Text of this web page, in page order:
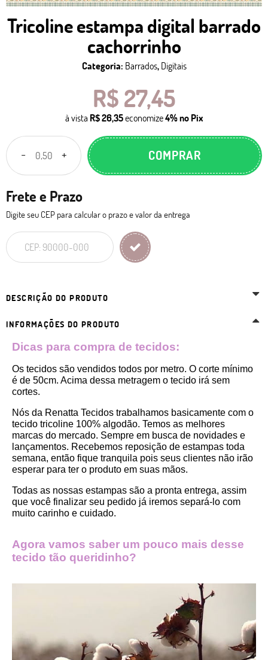
Tricoline estampa digital barrado
cachorrinho
Categoria: Barrados, Digitais
R$ 27,45
à vista R$ 26,35economize4%no Pix
COMPRAR
Frete e Prazo
Digite seu CEP para calcular o prazo e valor da entrega
DESCRIÇÃO DO PRODUTO
INFORMAÇÕES DO PRODUTO
Dicas para compra de tecidos:
Os tecidos são vendidos todos por metro. O corte mínimo
é de 50cm. Acima dessa metragem o tecido irá sem
cortes.
Nós da Renatta Tecidos trabalhamos basicamente com o
tecido tricoline 100% algodão. Temos as melhores
marcas do mercado. Sempre em busca de novidades e
lançamentos. Recebemos reposição de estampas toda
semana, então fique tranquila pois seus clientes não irão
esperar para ter o produto em suas mãos.
Todas as nossas estampas são a pronta entrega, assim
que você finalizar seu pedido já iremos separá-lo com
muito carinho e cuidado.
Agora vamos saber um pouco mais desse
tecido tão queridinho?